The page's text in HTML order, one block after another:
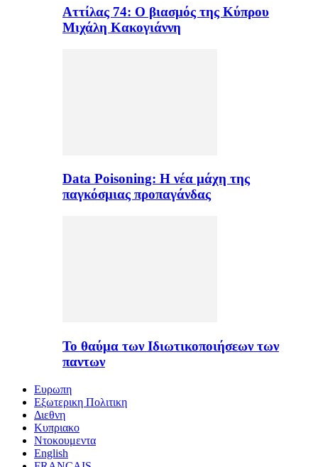
Αττίλας 74: Ο βιασμός της Κύπρου
Μιχάλη Κακογιάννη
Data Poisoning: Η νέα μάχη της
παγκόσμιας προπαγάνδας
Το θαύμα των Ιδιωτικοποιήσεων των
παντων
Ευρωπη
Εξωτερικη Πολιτικη
Διεθνη
Κυπριακο
Ντοκουμεντα
English